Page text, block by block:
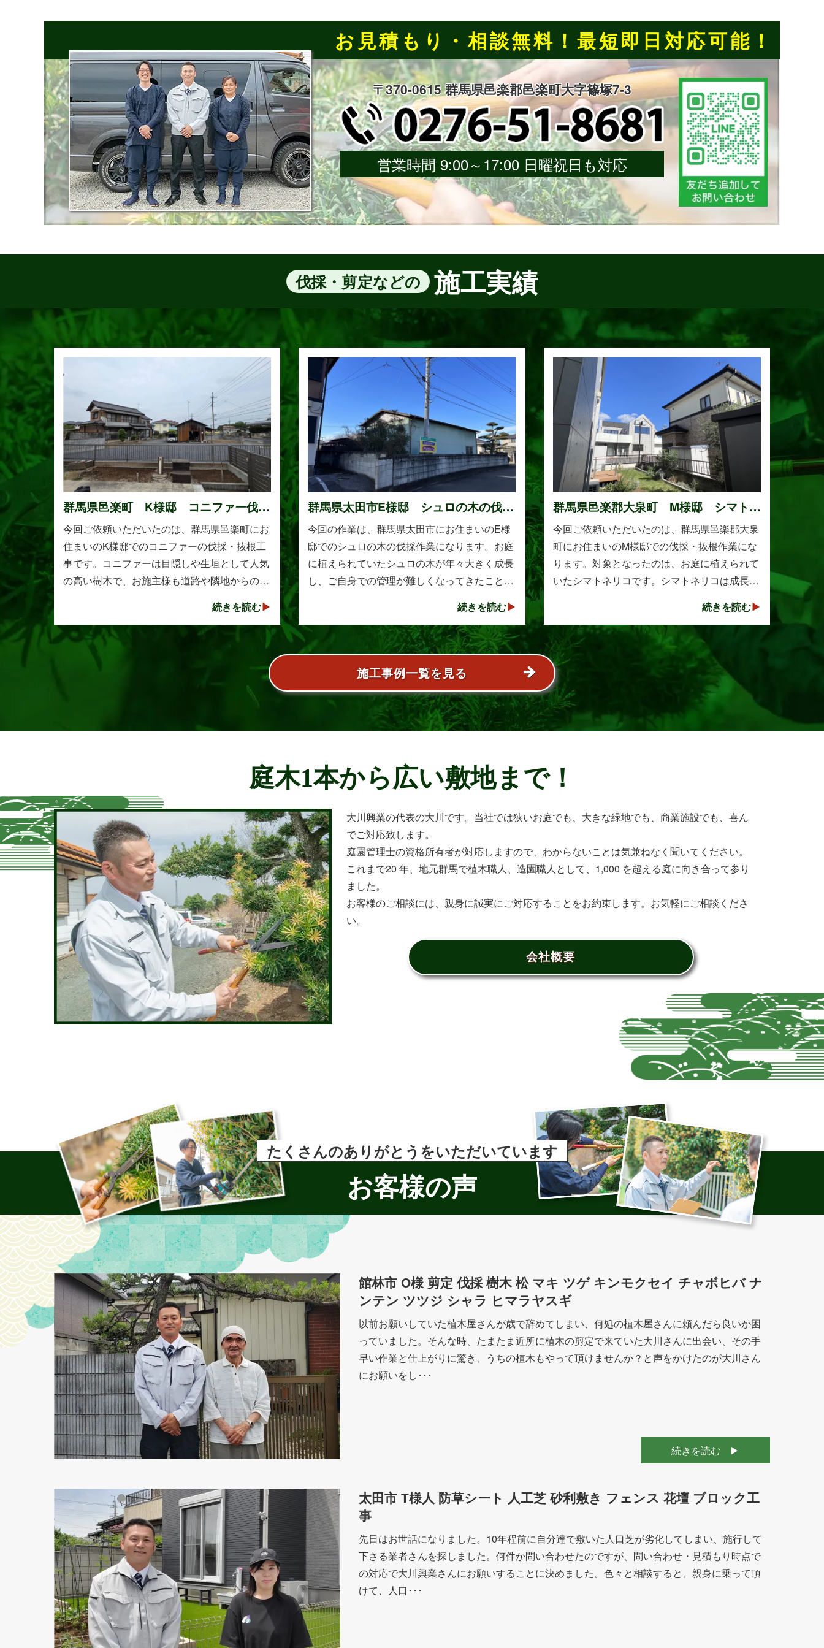
お見積もり・相談無料！最短即日対応可能！
〒370-0615 群馬県邑楽郡邑楽町大字篠塚7-3
営業時間 9:00～17:00 日曜祝日も対応
伐採・剪定などの 施工実績
群馬県邑楽町 K様邸 コニファー伐
採・抜根工事
今回ご依頼いただいたのは、群馬県邑楽町にお
住まいのK様邸でのコニファーの伐採・抜根工
事です。コニファーは目隠しや生垣として人気
の高い樹木で、お施主様も道路や隣地からの視
年数の経過とともに想像以上に大きく成長し、
枝葉が･･･
続きを読む
群馬県太田市E様邸 シュロの木の伐採
作業
今回の作業は、群馬県太田市にお住まいのE様
邸でのシュロの木の伐採作業になります。お庭
に植えられていたシュロの木が年々大きく成長
し、ご自身での管理が難しくなってきたことか
てやすい樹木として知られていますが、一度大
きくな･･･
続きを読む
群馬県邑楽郡大泉町 M様邸 シマトネ
リコの伐採と抜根作業
今回ご依頼いただいたのは、群馬県邑楽郡大泉
町にお住まいのM様邸での伐採・抜根作業にな
ります。対象となったのは、お庭に植えられて
いたシマトネリコです。シマトネリコは成長が
的な剪定を行わないと枝葉が大きく広がり、お
庭の管･･･
続きを読む
施工事例一覧を見る
庭木1本から広い敷地まで！
大川興業の代表の大川です。当社では狭いお庭でも、大きな緑地でも、商業施設でも、喜ん
でご対応致します。
庭園管理士の資格所有者が対応しますので、わからないことは気兼ねなく聞いてください。
これまで20 年、地元群馬で植木職人、造園職人として、1,000 を超える庭に向き合って参り
ました。
お客様のご相談には、親身に誠実にご対応することをお約束します。お気軽にご相談くださ
い。
会社概要
たくさんのありがとうをいただいています
お客様の声
館林市 O様 剪定 伐採 樹木 松 マキ ツゲ キンモクセイ チャボヒバ ナ
ンテン ツツジ シャラ ヒマラヤスギ
以前お願いしていた植木屋さんが歳で辞めてしまい、何処の植木屋さんに頼んだら良いか困
っていました。そんな時、たまたま近所に植木の剪定で来ていた大川さんに出会い、その手
早い作業と仕上がりに驚き、うちの植木もやって頂けませんか？と声をかけたのが大川さん
にお願いをし･･･
続きを読む
太田市 T様人 防草シート 人工芝 砂利敷き フェンス 花壇 ブロック工
事
先日はお世話になりました。10年程前に自分達で敷いた人口芝が劣化してしまい、施行して
下さる業者さんを探しました。何件か問い合わせたのですが、問い合わせ・見積もり時点で
の対応で大川興業さんにお願いすることに決めました。色々と相談すると、親身に乗って頂
けて、人口･･･